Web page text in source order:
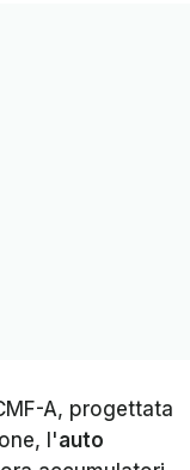
A, progettata
l'auto